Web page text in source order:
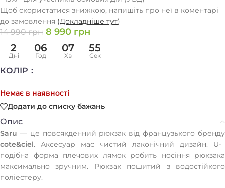
Щоб скористатися знижкою, напишіть про неї в коментарі
до замовлення (Докладніше тут)
14 990грн 8 990 грн
2
Дні
06
Год
07
Хв
55
Сек
КОЛІР
Немає в наявності
Додати до списку бажань
Опис
Saru — це повсякденний рюкзак від французького бренду
cote&ciel. Аксесуар має чистий лаконічний дизайн. U-
подібна форма плечових лямок робить носіння рюкзака
максимально зручним. Рюкзак пошитий з водостійкого
поліестеру.